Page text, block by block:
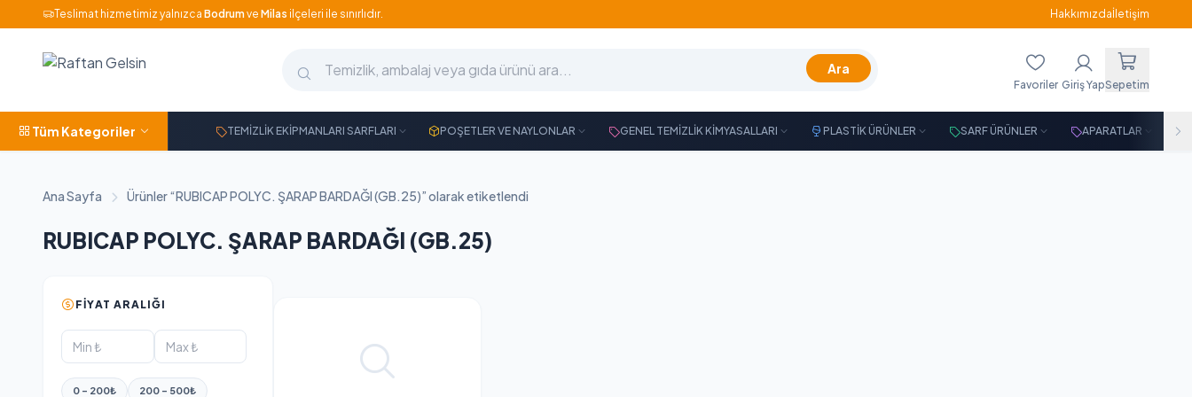
Teslimat hizmetimiz yalnızca Bodrumve Milas ilçeleri ile sınırlıdır. Hakkımızdaİletişim
Ara
Favoriler Giriş YapSepetim
Tüm Kategoriler TEMİZLİK EKİPMANLARI SARFLARI POŞETLER VE NAYLONLAR GENEL TEMİZLİK KİMYASALLARI PLASTİK ÜRÜNLER SARF ÜRÜNLER APARATLAR
Ana Sayfa Ürünler “RUBICAP POLYC. ŞARAP BARDAĞI (GB.25)” olarak etiketlendi
RUBICAP POLYC. ŞARAP BARDAĞI (GB.25)
FIYAT ARALIĞI
0 - 200₺ 200 - 500₺